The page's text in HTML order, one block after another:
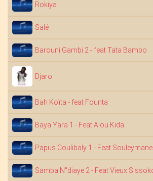
Rokiya
Salé
Barouni Gambi 2 - feat Tata Bambo
Djaro
Bah Koïta - feat Founta
Baya Yara 1 - Feat Alou Kida
Papus Coulibaly 1 - Feat
Samba N"diaye 2 - Feat Vieux